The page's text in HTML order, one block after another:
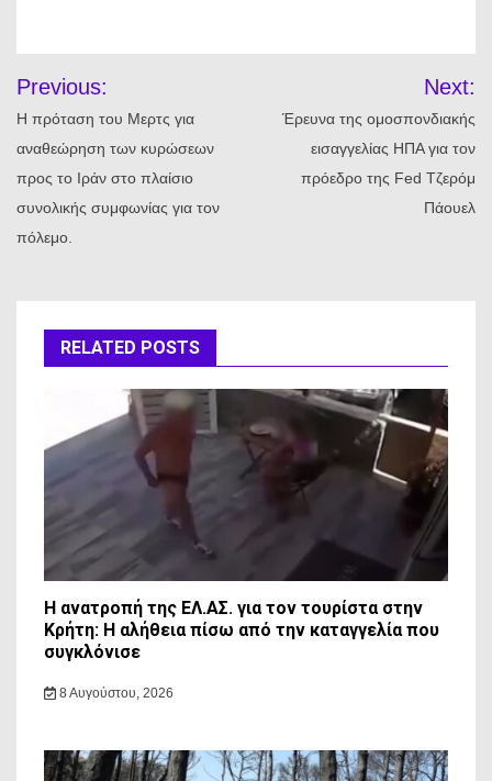
άρθρων
Previous:
Η πρόταση του Μερτς για
αναθεώρηση των κυρώσεων
προς το Ιράν στο πλαίσιο
συνολικής συμφωνίας για τον
πόλεμο.
Next:
Έρευνα της ομοσπονδιακής
εισαγγελίας ΗΠΑ για τον
πρόεδρο της Fed Τζερόμ
Πάουελ
RELATED POSTS
Η ανατροπή της ΕΛ.ΑΣ. για τον τουρίστα στην
Κρήτη: Η αλήθεια πίσω από την καταγγελία που
συγκλόνισε
8 Αυγούστου, 2026